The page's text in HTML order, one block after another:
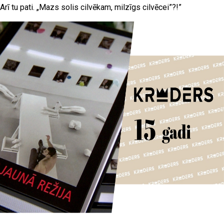
Arī tu pati. „Mazs solis cilvēkam, milzīgs cilvēcei”?!”